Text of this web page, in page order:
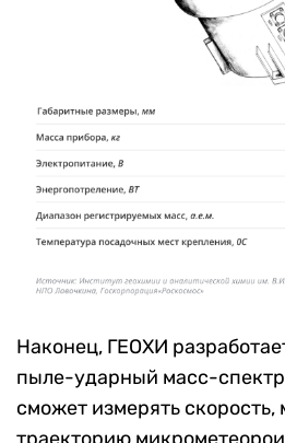
Наконец, ГЕОХИ
пыле-ударный масс-
сможет измерять скорость,